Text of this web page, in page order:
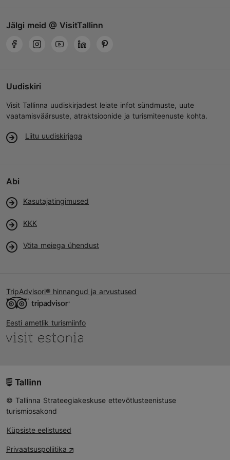
Jälgi meid @ VisitTallinn
Uudiskiri
Visit Tallinna uudiskirjadest leiate infot sündmuste, uute
vaatamisväärsuste, atraktsioonide ja turismiteenuste kohta.
Liitu uudiskirjaga
Abi
Kasutajatingimused
KKK
Võta meiega ühendust
TripAdvisori® hinnangud ja arvustused
Eesti ametlik turismiinfo
© Tallinna Strateegiakeskuse ettevõtlusteenistuse
turismiosakond
Küpsiste eelistused
Privaatsuspoliitika